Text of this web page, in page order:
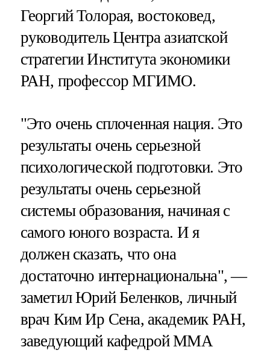
Георгий Толорая, востоковед,
руководитель Центра азиатской
стратегии Института экономики
РАН, профессор МГИМО.
"Это очень сплоченная нация. Это
результаты очень серьезной
психологической подготовки. Это
результаты очень серьезной
системы образования, начиная с
самого юного возраста. И я
должен сказать, что она
достаточно интернациональна", —
заметил Юрий Беленков, личный
врач Ким Ир Сена, академик РАН,
заведующий кафедрой ММА